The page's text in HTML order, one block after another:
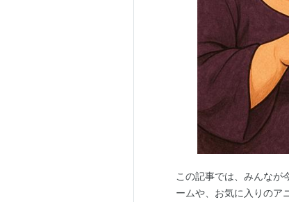
この記事では、みんな
ームや、お気に入りのア